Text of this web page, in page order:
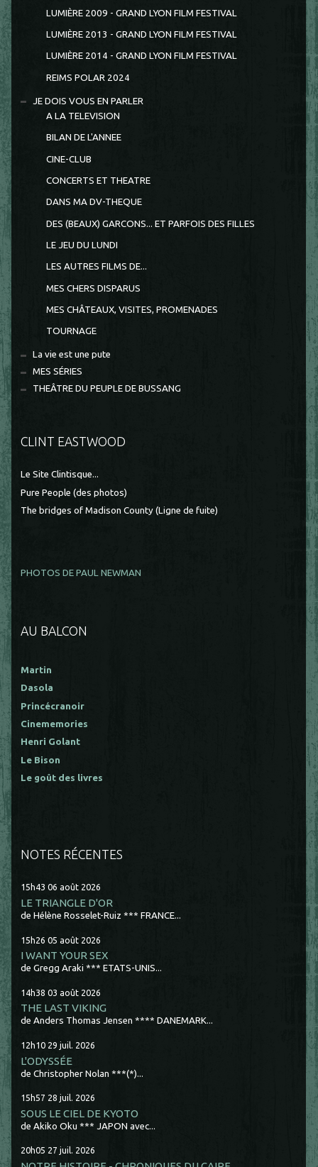
LUMIÈRE 2009 - GRAND LYON FILM FESTIVAL
LUMIÈRE 2013 - GRAND LYON FILM FESTIVAL
LUMIÈRE 2014 - GRAND LYON FILM FESTIVAL
REIMS POLAR 2024
JE DOIS VOUS EN PARLER
A LA TELEVISION
BILAN DE L'ANNEE
CINE-CLUB
CONCERTS ET THEATRE
DANS MA DV-THEQUE
DES (BEAUX) GARCONS... ET PARFOIS DES FILLES
LE JEU DU LUNDI
LES AUTRES FILMS DE...
MES CHERS DISPARUS
MES CHÂTEAUX, VISITES, PROMENADES
TOURNAGE
La vie est une pute
MES SÉRIES
THEÂTRE DU PEUPLE DE BUSSANG
CLINT EASTWOOD
Le Site Clintisque...
Pure People (des photos)
The bridges of Madison County (Ligne de fuite)
PHOTOS DE PAUL NEWMAN
AU BALCON
Martin
Dasola
Princécranoir
Cinememories
Henri Golant
Le Bison
Le goût des livres
NOTES RÉCENTES
15h43 06 août 2026
LE TRIANGLE D'OR
de Hélène Rosselet-Ruiz *** FRANCE...
15h26 05 août 2026
I WANT YOUR SEX
de Gregg Araki *** ETATS-UNIS...
14h38 03 août 2026
THE LAST VIKING
de Anders Thomas Jensen **** DANEMARK...
12h10 29 juil. 2026
L'ODYSSÉE
de Christopher Nolan ***(*)...
15h57 28 juil. 2026
SOUS LE CIEL DE KYOTO
de Akiko Oku *** JAPON avec...
20h05 27 juil. 2026